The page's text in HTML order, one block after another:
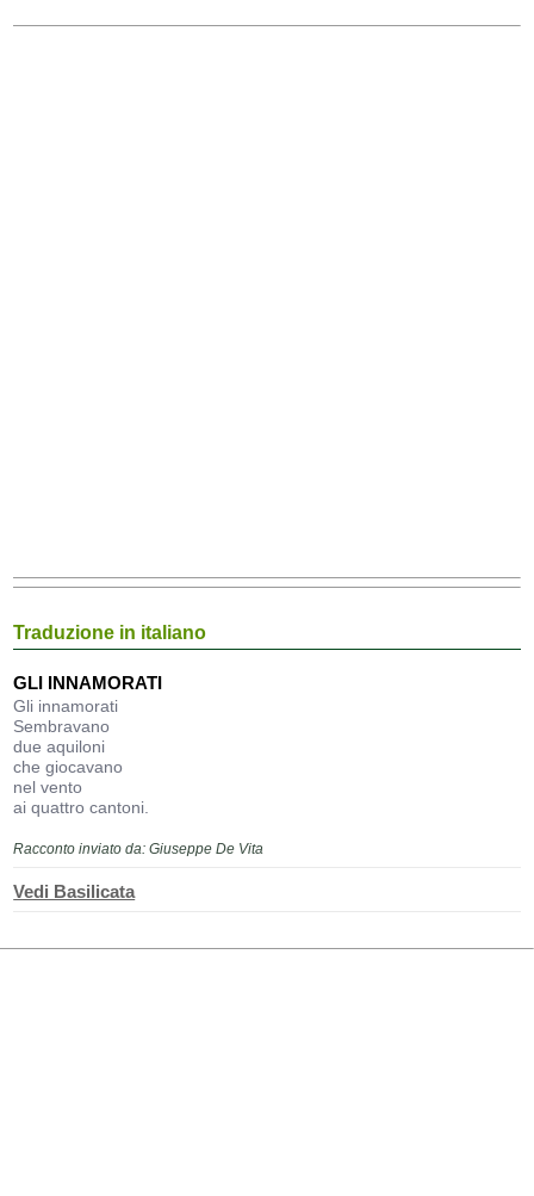
Traduzione in italiano
GLI INNAMORATI
Gli innamorati
Sembravano
due aquiloni
che giocavano
nel vento
ai quattro cantoni.
Racconto inviato da: Giuseppe De Vita
Vedi Basilicata